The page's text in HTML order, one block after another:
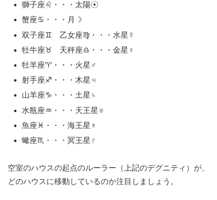
獅子座♌・・・太陽☉
蟹座♋・・・月☽
双子座♊ 乙女座♍・・・水星☿
牡牛座♉ 天秤座♎・・・金星♀
牡羊座♈・・・火星♂
射手座♐・・・木星♃
山羊座♑・・・土星♄
水瓶座♒・・・天王星♅
魚座♓・・・海王星♆
蠍座♏・・・冥王星♇
空室のハウスの起点のルーラー（上記のデグニティ）が、
どのハウスに移動しているのか注目しましょう。